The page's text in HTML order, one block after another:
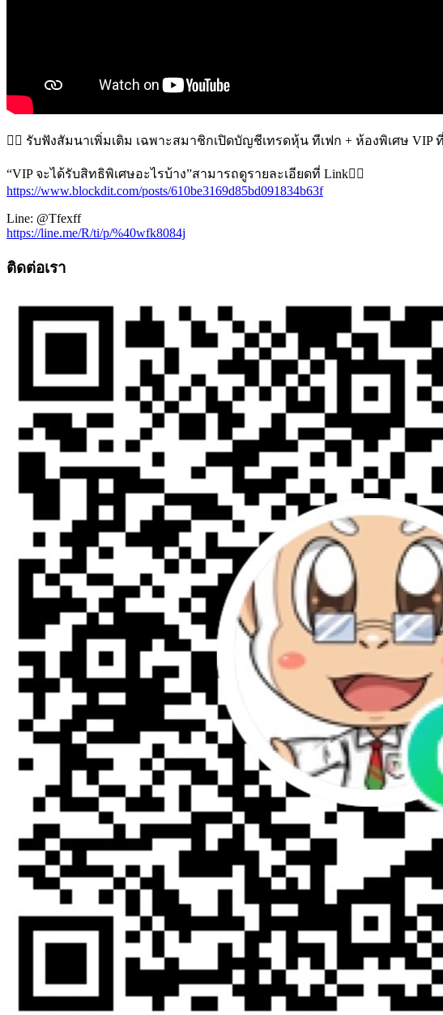
👉🏻 รับฟังสัมนาเพิ่มเติม เฉพาะสมาชิกเปิดบัญชีเทรดหุ้น ทีเฟก + ห้องพิเศษ
“VIP จะได้รับสิทธิพิเศษอะไรบ้าง”สามารถดูรายละเอียดที่ Link👇🏻
https://www.blockdit.com/posts/610be3169d85bd091834b63f
Line: @Tfexff
https://line.me/R/ti/p/%40wfk8084j
ติดต่อเรา